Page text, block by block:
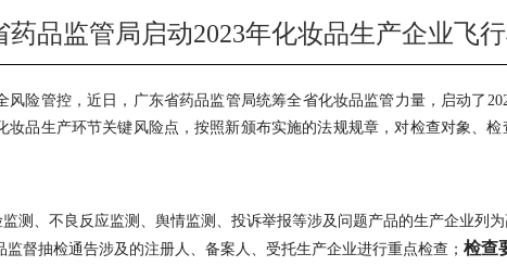
药品监管局启动2023年化妆品生产企业飞
风险管控，近日，广东省药品监管局统筹全省化妆品监管力量，启动了
品生产环节关键风险点，按照新颁布实施的法规规章，对检查对象、
监测、不良反应监测、舆情监测、投诉举报等涉及问题产品的生产企业列
督抽检通告涉及的注册人、备案人、受托生产企业进行重点检查； 检查